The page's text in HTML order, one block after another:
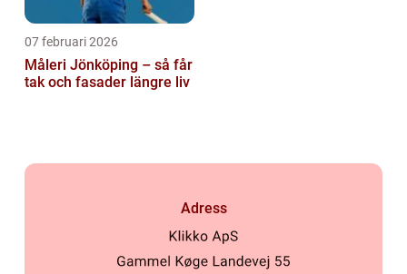
07 februari 2026
Måleri Jönköping – så får
tak och fasader längre liv
Adress